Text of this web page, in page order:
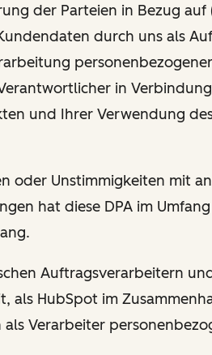
der Parteien in Bezug auf
durch uns als
in
und Ihrer Verwendung
oder Unstimmigkeiten mit
hat diese DPA im
Auftragsverarbeitern
als HubSpot im
Verarbeiter